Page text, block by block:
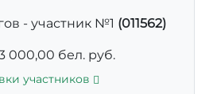
- участник №1 (011562)
000,00 бел. руб.
участников